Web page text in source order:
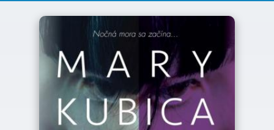
navigation